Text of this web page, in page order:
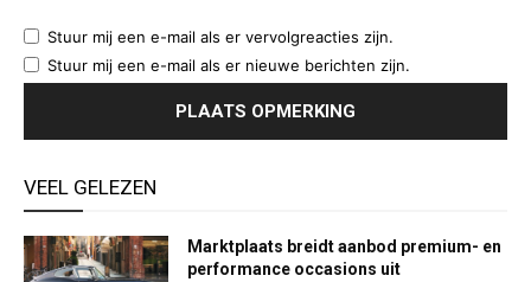
Stuur mij een e-mail als er vervolgreacties zijn.
Stuur mij een e-mail als er nieuwe berichten zijn.
VEEL GELEZEN
Marktplaats breidt aanbod premium- en
performance occasions uit